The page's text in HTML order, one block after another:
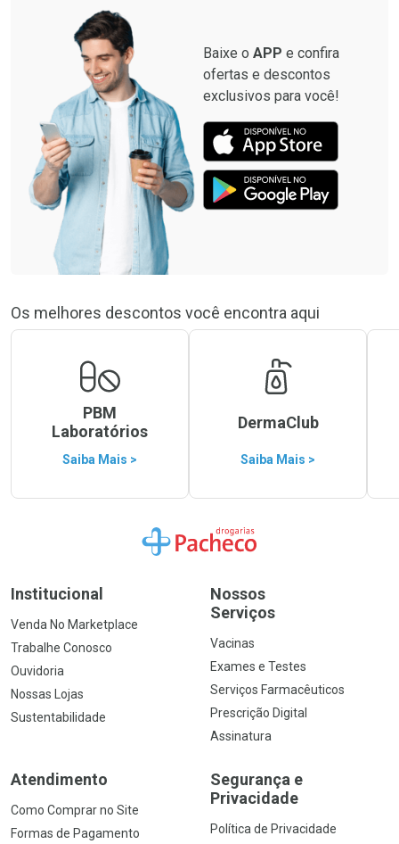
Baixe o APP e confira
ofertas e descontos
exclusivos para você!
Os melhores descontos você encontra aqui
PBM
Laboratórios
Saiba Mais >
DermaClub
Saiba Mais >
Ir para a Home
Institucional
Venda No Marketplace
Trabalhe Conosco
Ouvidoria
Nossas Lojas
Sustentabilidade
Nossos
Serviços
Vacinas
Exames e Testes
Serviços Farmacêuticos
Prescrição Digital
Assinatura
Atendimento
Como Comprar no Site
Formas de Pagamento
Segurança e
Privacidade
Política de Privacidade